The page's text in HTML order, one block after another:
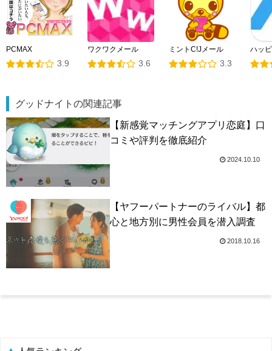
PCMAX
3.9
ワクワクメール
3.6
ミントC!Jメール
3.3
ハッ
グッドナイトの関連記事
【新感覚マッチングアプリ恋庭】口
コミや評判を徹底紹介
2024.10.10
【ヤフーパートナーのライバル】都
心と地方別に男性会員を潜入調査
2018.10.16